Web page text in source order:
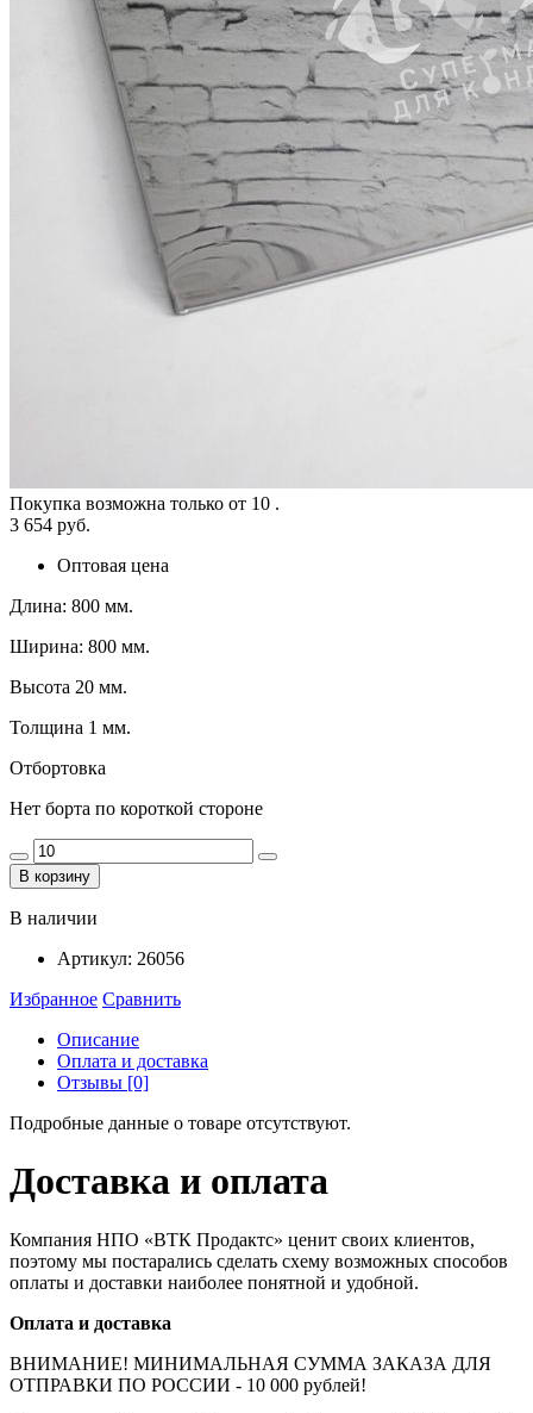
Покупка возможна только от 10 .
3 654 руб.
Оптовая цена
Длина: 800 мм.
Ширина: 800 мм.
Высота 20 мм.
Толщина 1 мм.
Отбортовка
Нет борта по короткой стороне
В корзину
В наличии
Артикул: 26056
Избранное Сравнить
Описание
Оплата и доставка
Отзывы [0]
Подробные данные о товаре отсутствуют.
Доставка и оплата
Компания НПО «ВТК Продактс» ценит своих клиентов,
поэтому мы постарались сделать схему возможных способов
оплаты и доставки наиболее понятной и удобной.
Оплата и доставка
ВНИМАНИЕ! МИНИМАЛЬНАЯ СУММА ЗАКАЗА ДЛЯ
ОТПРАВКИ ПО РОССИИ - 10 000 рублей!